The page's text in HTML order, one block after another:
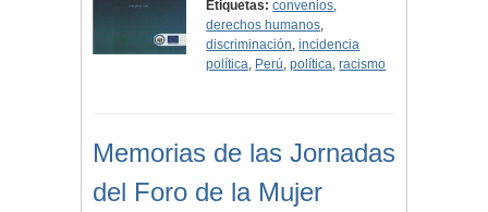
Etiquetas: convenios,
derechos humanos,
discriminación,incidencia
política, Perú,política,racismo
Memorias de las Jornadas
del Foro de la Mujer